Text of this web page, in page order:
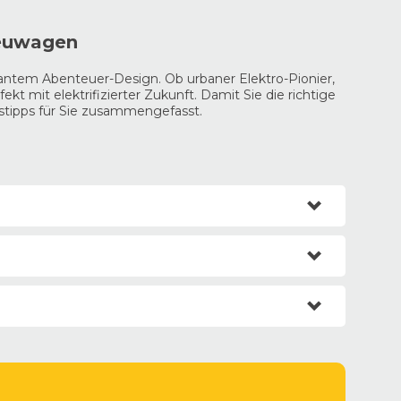
Abenteuer-Design. Ob urbaner Elektro-Pionier,
mit elektrifizierter Zukunft. Damit Sie die richtige
für Sie zusammengefasst.